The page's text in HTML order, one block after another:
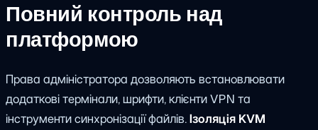
Повний контроль над
платформою
Права адміністратора дозволяють встановлювати
додаткові термінали, шрифти, клієнти VPN та
інструменти синхронізації файлів.Ізоляція KVM